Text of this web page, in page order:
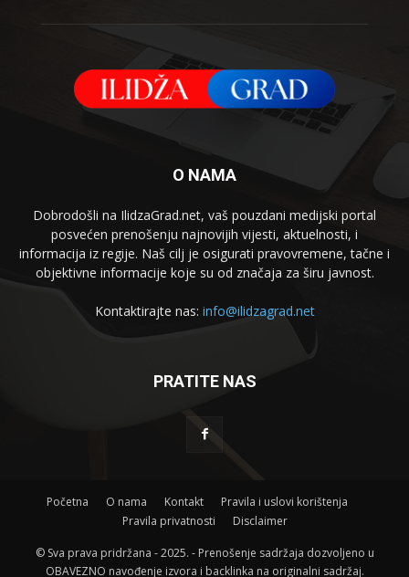
O NAMA
Dobrodošli na IlidzaGrad.net, vaš pouzdani medijski portal
posvećen prenošenju najnovijih vijesti, aktuelnosti, i
informacija iz regije. Naš cilj je osigurati pravovremene, tačne i
objektivne informacije koje su od značaja za širu javnost.
Kontaktirajte nas: info@ilidzagrad.net
PRATITE NAS
Početna O nama Kontakt
Pravila i uslovi korištenja
Pravila privatnosti
Disclaimer
© Sva prava pridržana - 2025. - Prenošenje sadržaja dozvoljeno u
OBAVEZNO navođenje izvora i backlinka na originalni sadržaj.